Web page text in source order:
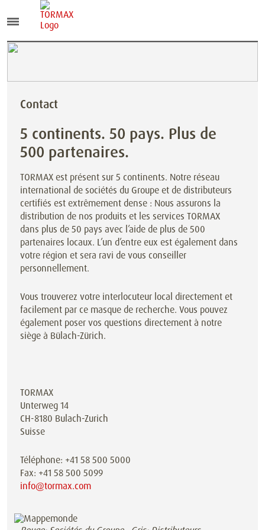
Contact
5 continents. 50 pays. Plus de
500 partenaires.
TORMAX est présent sur 5 continents. Notre réseau
international de sociétés du Groupe et de distributeurs
certifiés est extrêmement dense : Nous assurons la
distribution de nos produits et les services TORMAX
dans plus de 50 pays avec l’aide de plus de 500
partenaires locaux. L’un d’entre eux est également dans
votre région et sera ravi de vous conseiller
personnellement.
Vous trouverez votre interlocuteur local directement et
facilement par ce masque de recherche. Vous pouvez
également poser vos questions directement à notre
siège à Bülach-Zürich.
TORMAX
Unterweg 14
CH-8180 Bulach-Zurich
Suisse
Téléphone: +41 58 500 5000
Fax: +41 58 500 5099
info@tormax.com